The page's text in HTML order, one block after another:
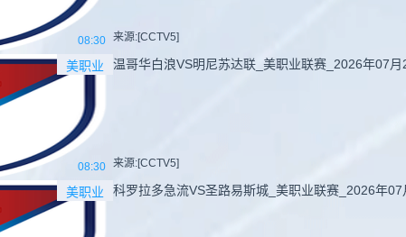
08:30 来源:[CCTV5]
美职业
08:30
温哥华白浪VS明尼苏达联_美职业联赛_2026年07月
来源:[CCTV5]
美职业 科罗拉多急流VS圣路易斯城_美职业联赛_2026年07